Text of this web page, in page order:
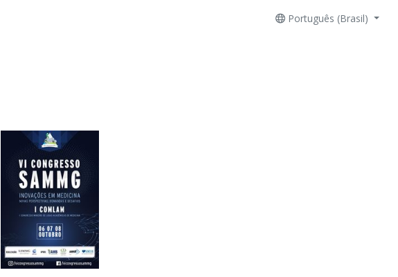
Português (Brasil)